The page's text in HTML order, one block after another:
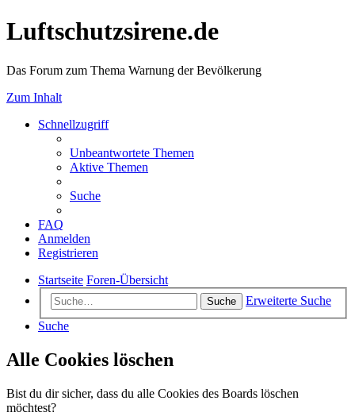
Luftschutzsirene.de
Das Forum zum Thema Warnung der Bevölkerung
Zum Inhalt
Schnellzugriff
Unbeantwortete Themen
Aktive Themen
Suche
FAQ
Anmelden
Registrieren
Startseite Foren-Übersicht
Suche
Erweiterte Suche
Suche
Alle Cookies löschen
Bist du dir sicher, dass du alle Cookies des Boards löschen
möchtest?